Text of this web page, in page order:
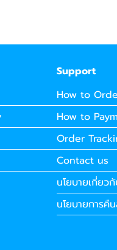
Support
How to
How to
Order
Contact us
นโยบายเกี่ยว
นโยบายการคื